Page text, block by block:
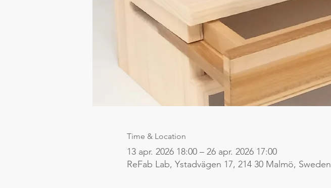
Time & Location
13 apr. 2026 18:00 – 26 apr. 2026 17:00
ReFab Lab, Ystadvägen 17, 214 30 Malmö, Sweden